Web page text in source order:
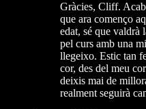
Gràcies, Cliff.
que ara començo
edat, sé que valdrà
pel curs amb una
llegeixo. Estic tan
cor, des del meu
deixis mai de
realment seguirà